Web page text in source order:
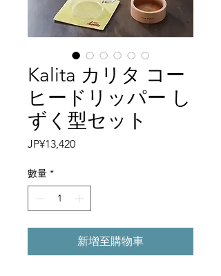
Kalita カリタ コー
ヒードリッパー し
ずく型セット
JP¥13,420價
數量 *
新增至購物車